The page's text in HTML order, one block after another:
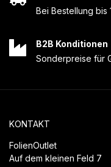
Bei Bestellung bis
B2B Konditionen
Sonderpreise für
KONTAKT
FolienOutlet
Auf dem kleinen Feld 7